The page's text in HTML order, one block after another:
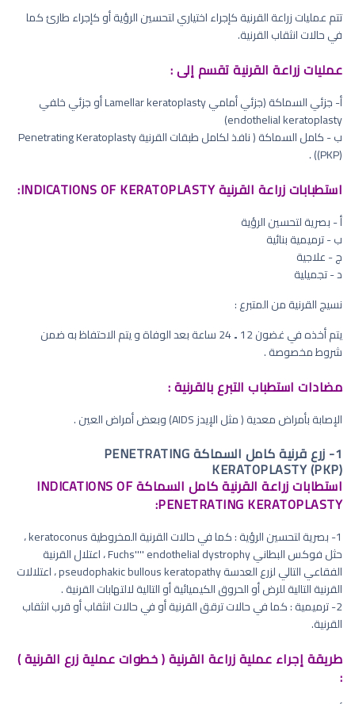
تتم عمليات زراعة القرنية كإجراء اختياري لتحسين الرؤية أو كإجراء طارئ كما
في حالات انثقاب القرنية.
عمليات زراعة القرنية تقسم إلى :
أ- جزئي السماكة (جزئي أمامي Lamellar keratoplasty أو جزئي خلفي
endothelial keratoplasty)
ب - كامل السماكة ( نافذ لكامل طبقات القرنية Penetrating Keratoplasty
(PKP)) .
استطبابات زراعة القرنية INDICATIONS OF KERATOPLASTY:
أ - بصرية لتحسين الرؤية
ب - ترميمية بنائية
ج - علاجية
د - تجميلية
نسيج القرنية من المتبرع :
يتم أخذه في غضون 12 ۔ 24 ساعة بعد الوفاة و يتم الاحتفاظ به ضمن
شروط مخصوصة .
مضادات استطباب التبرع بالقرنية :
الإصابة بأمراض معدية ( مثل الإيدز AIDS) وبعض أمراض العين .
1- زرع قرنية كامل السماكة PENETRATING
KERATOPLASTY (PKP)
استطابات زراعة القرنية كامل السماكة INDICATIONS OF
PENETRATING KERATOPLASTY:
1- بصرية لتحسين الرؤية : كما في حالات القرنية المخروطية keratoconus ،
حثل فوكس البطاني Fuchs'''' endothelial dystrophy ، اعتلال القرنية
الفقاعي التالي لزرع العدسة pseudophakic bullous keratopathy ، اعتلالات
القرنية التالية للرض أو الحروق الكيميائية أو التالية لالتهابات القرنية .
2- ترميمية : كما في حالات ترقق القرنية أو في حالات انثقاب أو قرب انثقاب
القرنية.
طريقة إجراء عملية زراعة القرنية ( خطوات عملية زرع القرنية )
: